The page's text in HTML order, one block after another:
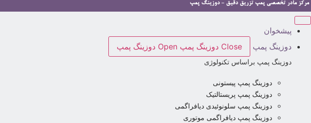
پیشخوان
دوزینگ پمپ
Close دوزینگ پمپ Open دوزینگ پمپ
دوزینگ پمپ براساس تکنولوژی
دوزینگ پمپ پیستونی
دوزینگ پمپ پریستالتیک
دوزینگ پمپ سلونوئیدی دیافراگمی
دوزینگ پمپ دیافراگمی موتوری